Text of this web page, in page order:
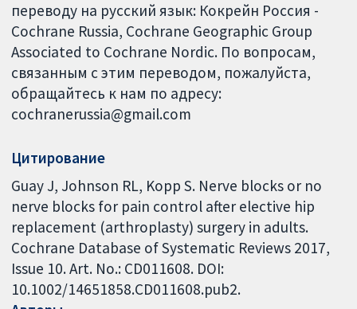
переводу на русский язык: Кокрейн Россия -
Cochrane Russia, Cochrane Geographic Group
Associated to Cochrane Nordic. По вопросам,
связанным с этим переводом, пожалуйста,
обращайтесь к нам по адресу:
cochranerussia@gmail.com
Цитирование
Guay J, Johnson RL, Kopp S. Nerve blocks or no
nerve blocks for pain control after elective hip
replacement (arthroplasty) surgery in adults.
Cochrane Database of Systematic Reviews 2017,
Issue 10. Art. No.: CD011608. DOI:
10.1002/14651858.CD011608.pub2.